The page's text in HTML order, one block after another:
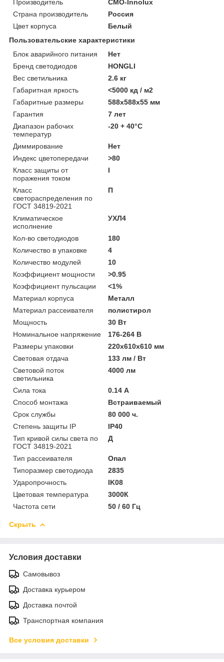
Производитель
CMO-Innolux
Страна производитель
Россия
Цвет корпуса
Белый
Пользовательские характеристики
Блок аварийного питания
Нет
Бренд светодиодов
HONGLI
Вес светильника
2.6 кг
Габаритная яркость
<5000 кд / м2
Габаритные размеры
588х588х55 мм
Гарантия
7 лет
Диапазон рабочих
температур
-20 + 40°C
Диммирование
Нет
Индекс цветопередачи
>80
Класс защиты от
поражения током
I
Класс
светораспределения по
ГОСТ 34819-2021
П
Климатическое
исполнение
УХЛ4
Кол-во светодиодов
180
Количество в упаковке
4
Количество модулей
10
Коэффициент мощности
>0.95
Коэффициент пульсации
<1%
Материал корпуса
Металл
Материал рассеивателя
полистирол
Мощность
30 Вт
Номинальное напряжение
176-264 В
Размеры упаковки
220х610х610 мм
Световая отдача
133 лм / Вт
Световой поток
светильника
4000 лм
Сила тока
0.14 А
Способ монтажа
Встраиваемый
Срок службы
80 000 ч.
Степень защиты IP
IP40
Тип кривой силы света по
ГОСТ 34819-2021
Д
Тип рассеивателя
Опал
Типоразмер светодиода
2835
Ударопрочность
IK08
Цветовая температура
3000К
Частота сети
50 / 60 Гц
Скрыть
Условия доставки
Самовывоз
Доставка курьером
Доставка почтой
Транспортная компания
Все условия доставки